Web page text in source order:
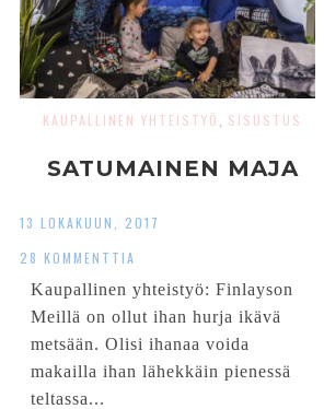
KAUPALLINEN YHTEISTYÖ SISUSTUS
SATUMAINEN MAJA
13 LOKAKUUN, 2017
28 KOMMENTTIA
Kaupallinen yhteistyö: Finlayson
Meillä on ollut ihan hurja ikävä
metsään. Olisi ihanaa voida
makailla ihan lähekkäin pienessä
teltassa...